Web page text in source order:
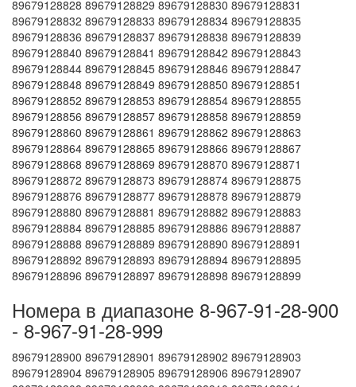
89679128828 89679128829 89679128830 89679128831
89679128832 89679128833 89679128834 89679128835
89679128836 89679128837 89679128838 89679128839
89679128840 89679128841 89679128842 89679128843
89679128844 89679128845 89679128846 89679128847
89679128848 89679128849 89679128850 89679128851
89679128852 89679128853 89679128854 89679128855
89679128856 89679128857 89679128858 89679128859
89679128860 89679128861 89679128862 89679128863
89679128864 89679128865 89679128866 89679128867
89679128868 89679128869 89679128870 89679128871
89679128872 89679128873 89679128874 89679128875
89679128876 89679128877 89679128878 89679128879
89679128880 89679128881 89679128882 89679128883
89679128884 89679128885 89679128886 89679128887
89679128888 89679128889 89679128890 89679128891
89679128892 89679128893 89679128894 89679128895
89679128896 89679128897 89679128898 89679128899
Номера в диапазоне 8-967-91-28-900
- 8-967-91-28-999
89679128900 89679128901 89679128902 89679128903
89679128904 89679128905 89679128906 89679128907